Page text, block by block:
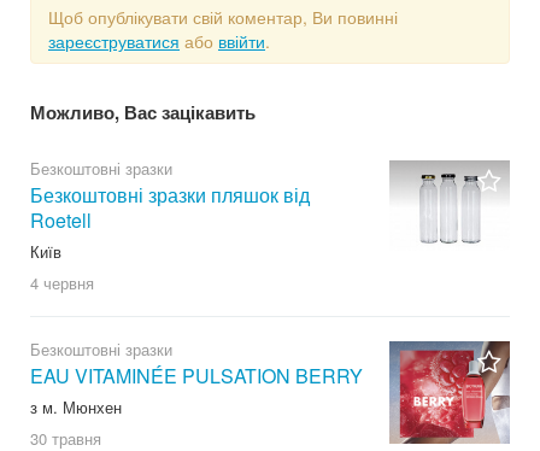
Щоб опублікувати свій коментар, Ви повинні
зареєструватися або ввійти.
Можливо, Вас зацікавить
Безкоштовні зразки
Безкоштовні зразки пляшок від
Roetell
Київ
4 червня
Безкоштовні зразки
EAU VITAMINÉE PULSATION BERRY
з м. Мюнхен
30 травня